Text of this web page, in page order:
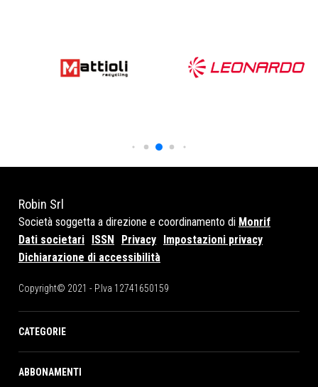
Robin Srl
Società soggetta a direzione e coordinamento di Monrif
Dati societari
ISSN Privacy
Impostazioni privacy
Dichiarazione di accessibilità
Copyright© 2021 - P.Iva 12741650159
CATEGORIE
ABBONAMENTI